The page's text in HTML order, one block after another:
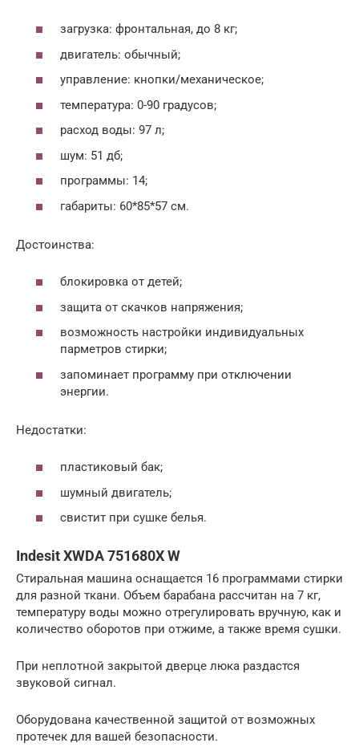
загрузка: фронтальная, до 8 кг;
двигатель: обычный;
управление: кнопки/механическое;
температура: 0-90 градусов;
расход воды: 97 л;
шум: 51 дб;
программы: 14;
габариты: 60*85*57 см.
Достоинства:
блокировка от детей;
защита от скачков напряжения;
возможность настройки индивидуальных
парметров стирки;
запоминает программу при отключении
энергии.
Недостатки:
пластиковый бак;
шумный двигатель;
свистит при сушке белья.
Indesit XWDA 751680X W
Стиральная машина оснащается 16 программами стирки
для разной ткани. Объем барабана рассчитан на 7 кг,
температуру воды можно отрегулировать вручную, как и
количество оборотов при отжиме, а также время сушки.
При неплотной закрытой дверце люка раздастся
звуковой сигнал.
Оборудована качественной защитой от возможных
протечек для вашей безопасности.